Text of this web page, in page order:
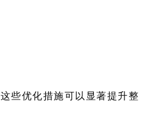
些优化措施可以显著提升整